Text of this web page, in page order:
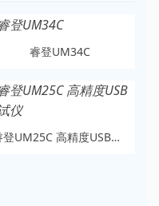
睿登UM34C
睿登UM25C 高精度USB测试仪